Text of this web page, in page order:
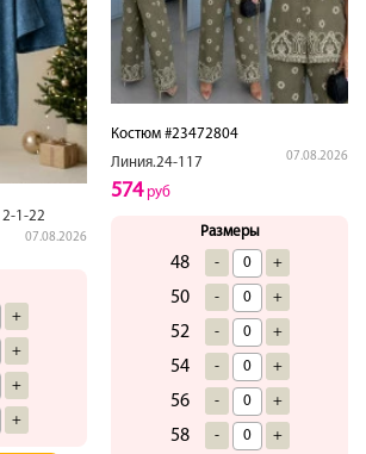
2-1-22
07.08.2026
+
+
+
+
Костюм #23472804
Линия.24-117
07.08.2026
574руб
Размеры
48 - +
50 - +
52 - +
54 - +
56 - +
58 - +